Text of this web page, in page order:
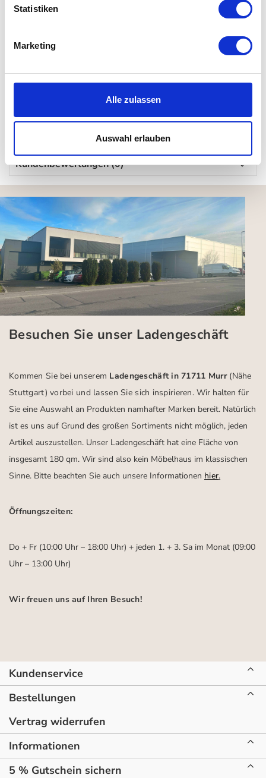
Statistiken
Marketing
Alle zulassen
Auswahl erlauben
Maße: L 40 x B 40 cm
waschbar bei 30° im Wollwaschgang
Kundenbewertungen (0)
Besuchen Sie unser Ladengeschäft
Kommen Sie bei unserem Ladengeschäft in 71711 Murr (Nähe
Stuttgart) vorbei und lassen Sie sich inspirieren.Wir halten für
Sie eine Auswahl an Produkten namhafter Marken bereit. Natürlich
ist es uns auf Grund des großen Sortiments nicht möglich, jeden
Artikel auszustellen. Unser Ladengeschäft hat eine Fläche von
insgesamt 180 qm. Wir sind also kein Möbelhaus im klassischen
Sinne. Bitte beachten Sie auch unsere Informationen hier.
Öffnungszeiten:
Do + Fr (10:00 Uhr – 18:00 Uhr) + jeden 1. + 3. Sa im Monat (09:00
Uhr – 13:00 Uhr)
Wir freuen uns auf Ihren Besuch!
Kundenservice
Bestellungen
Vertrag widerrufen
Informationen
5 % Gutschein sichern